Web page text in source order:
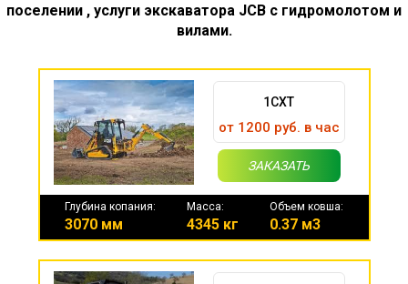
поселении , услуги экскаватора JCB с гидромолотом и
вилами.
1CXT
от 1200 руб. в час
ЗАКАЗАТЬ
Глубина копания:
3070 мм
Масса:
4345 кг
Объем ковша:
0.37 м3